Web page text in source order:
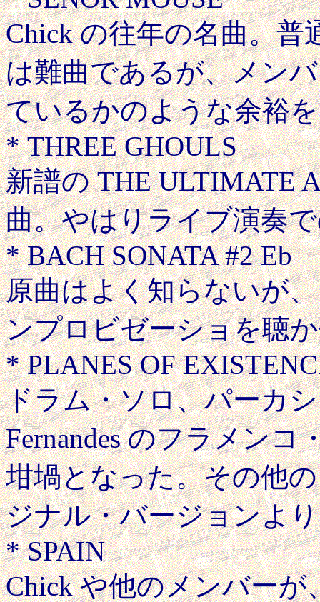
Chick の往年の名曲。
は難曲であるが、メン
ているかのような余裕
* THREE GHOULS
新譜の THE ULTIMATE
曲。やはりライブ演奏
* BACH SONATA #2 Eb
原曲はよく知らないが
ンプロビゼーショを聴
* PLANES OF
ドラム・ソロ、パーカ
Fernandes のフラメン
坩堝となった。その他
ジナル・バージョンよ
* SPAIN
Chick や他のメンバー